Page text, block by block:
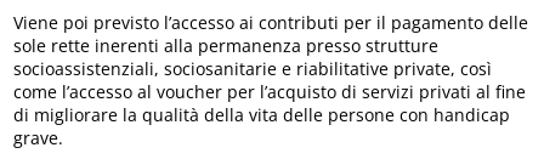
Viene poi previsto l’accesso ai contributi per il pagamento delle
sole rette inerenti alla permanenza presso strutture
socioassistenziali, sociosanitarie e riabilitative private, così
come l’accesso al voucher per l’acquisto di servizi privati al fine
di migliorare la qualità della vita delle persone con handicap
grave.